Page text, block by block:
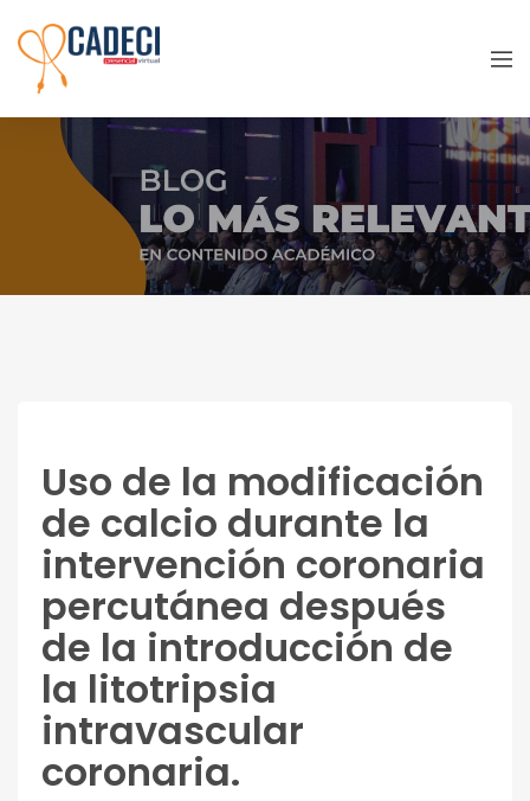
Uso de la modificación de calcio
durante la intervención
Uso de la modificación
de calcio durante la
intervención coronaria
percutánea después
de la introducción de
la litotripsia
intravascular
coronaria.